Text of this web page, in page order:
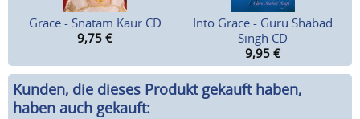
Grace - Snatam Kaur CD
9,75 €
Into Grace - Guru Shabad
Singh CD
9,95 €
Kunden, die dieses Produkt gekauft haben,
haben auch gekauft: